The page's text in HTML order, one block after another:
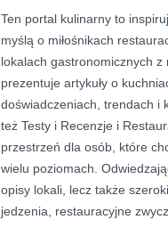
Ten portal kulinarny to
myślą o miłośnikach
lokalach gastronomicznych z
prezentuje artykuły o
doświadczeniach, trendach i
też Testy i Recenzje i
przestrzeń dla osób, które
wielu poziomach.
opisy lokali, lecz także
jedzenia, restauracyjne